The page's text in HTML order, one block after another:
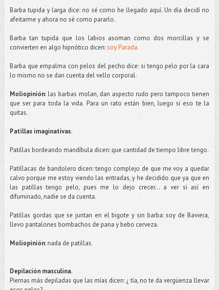
Barba tupida y larga dice: no sé como he llegado aquí. Un día decidí no
afeitarme y ahora no sé como pararlo.
Barba tan tupida que los labios asoman como dos morcillas y se
convierten en algo hipnótico dicen:soy Parada.
Barba que empalma con pelos del pecho dice: si tengo pelo por la cara
lo mismo no se dan cuenta del vello corporal.
Moliopinión: las barbas molan, dan aspecto rudo pero tampoco tienen
que ser para toda la vida. Para un rato están bien, luego si eso te la
quitas.
Patillas imaginativas.
Patillas bordeando mandíbula dicen: que cantidad de tiempo libre tengo.
Patillacas de bandolero dicen: tengo complejo de que me voy a quedar
calvo porque me estoy viendo las entradas, y he decidido que ya que en
las patillastengo pelo, pues me lo dejo crecer... a ver si así en
difuminado, nadie se da cuenta.
Patillas gordas que se juntan en el bigote y sin barba: soy deBaviera,
llevo pantalones bombachos de pana y bebo cerveza.
Moliopinión: nada de patillas.
Depilación masculina.
Piernas más depiladas que las mías dicen: ¿ tía, no te da vergüenza llevar